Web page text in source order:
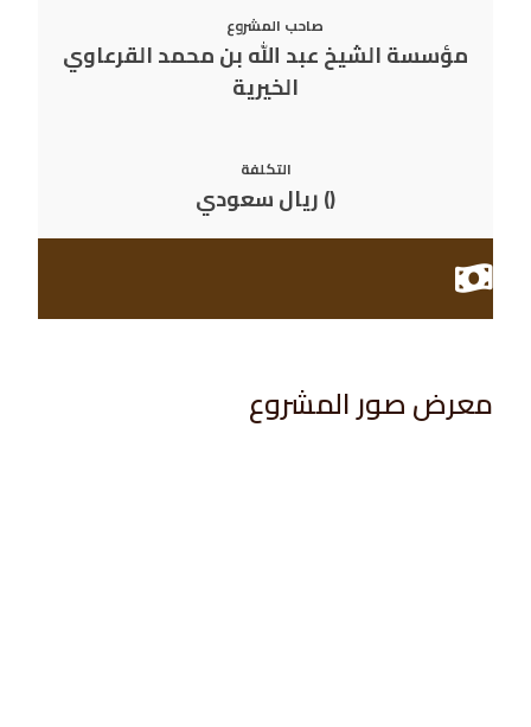
صاحب المشروع
مؤسسة الشيخ عبد الله بن محمد القرعاوي
الخيرية
التكلفة
(
)ريال سعودي
معرض صور المشروع​